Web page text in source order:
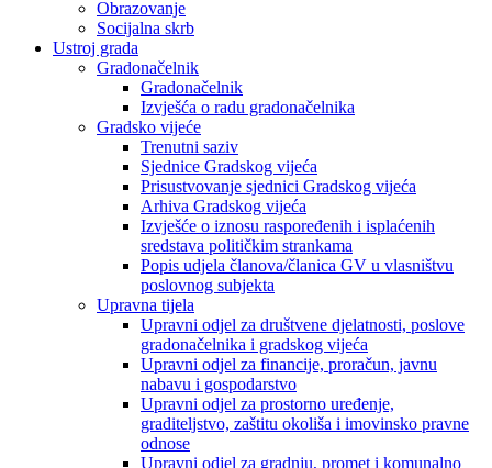
Obrazovanje
Socijalna skrb
Ustroj grada
Gradonačelnik
Gradonačelnik
Izvješća o radu gradonačelnika
Gradsko vijeće
Trenutni saziv
Sjednice Gradskog vijeća
Prisustvovanje sjednici Gradskog vijeća
Arhiva Gradskog vijeća
Izvješće o iznosu raspoređenih i isplaćenih
sredstava političkim strankama
Popis udjela članova/članica GV u vlasništvu
poslovnog subjekta
Upravna tijela
Upravni odjel za društvene djelatnosti, poslove
gradonačelnika i gradskog vijeća
Upravni odjel za financije, proračun, javnu
nabavu i gospodarstvo
Upravni odjel za prostorno uređenje,
graditeljstvo, zaštitu okoliša i imovinsko pravne
odnose
Upravni odjel za gradnju, promet i komunalno